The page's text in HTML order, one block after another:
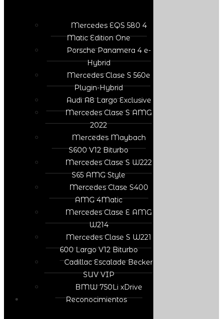
Mercedes EQS 580 4
Matic Edition One
Porsche Panamera 4 e-
Hybrid
Mercedes Clase S 560e
Plugin-Hybrid
Audi A8 Largo Exclusive
Mercedes Clase S AMG
2022
Mercedes Maybach
S600 V12 Biturbo
Mercedes Clase S W222
S65 AMG Style
Mercedes Clase S400
AMG 4Matic
Mercedes Clase E AMG
W214
Mercedes Clase S W221
600 Largo V12 Biturbo
Cadillac Escalade Becker
SUV VIP
BMW 750Li xDrive
Reconocimientos